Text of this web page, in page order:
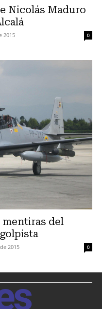
Nicolás Maduro
2015 0
mentiras del
2015 0